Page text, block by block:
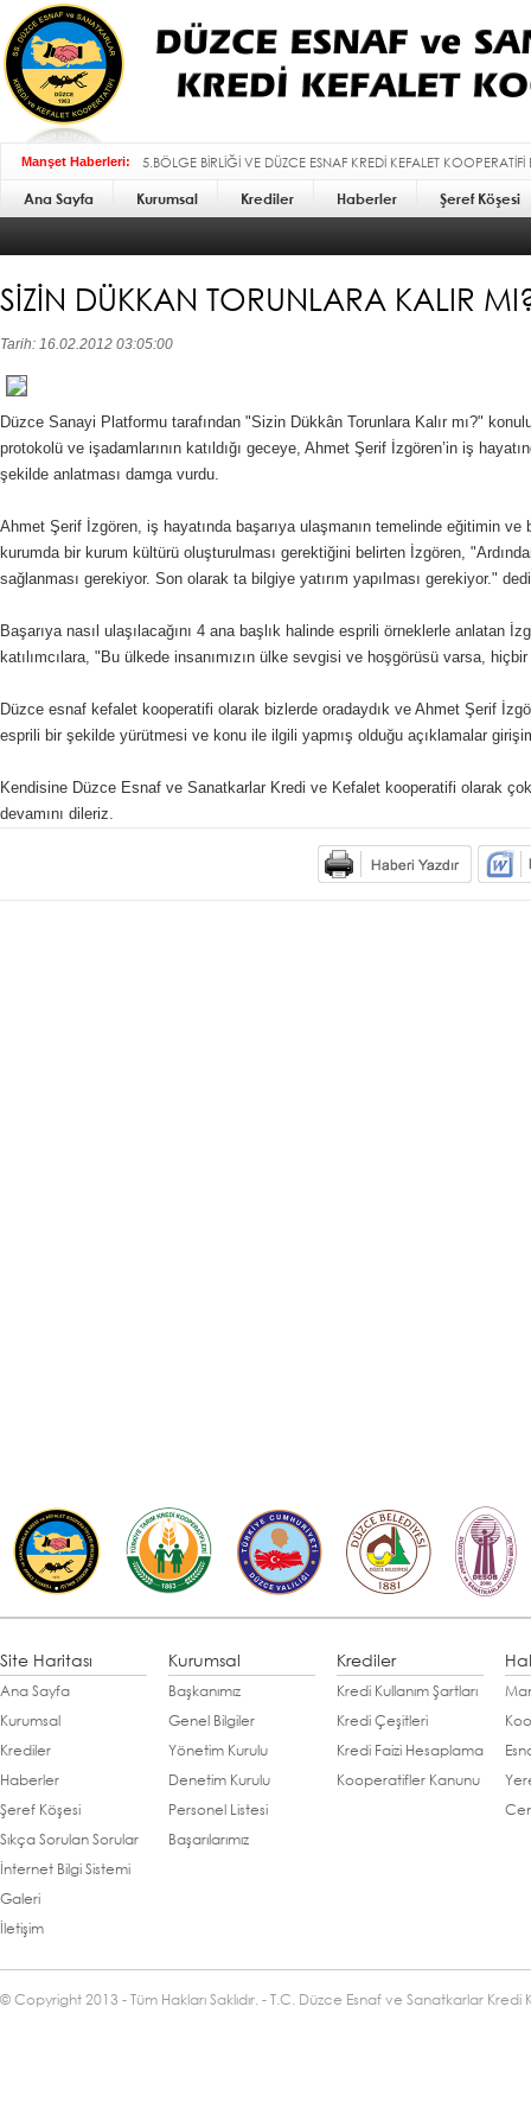
Manşet Haberleri:
5.BÖLGE BİRLİĞİ VE DÜZCE ESNAF KREDİ KEFALET
BAYRAMI MESAJI :
Ana Sayfa Kurumsal Krediler Haberler Şeref Köşesi
SİZİN DÜKKAN TORUNLARA KALIR
Tarih: 16.02.2012 03:05:00
Düzce Sanayi Platformu tarafından "Sizin Dükkân Torunlara Kalır mı?"
protokolü ve işadamlarının katıldığı geceye, Ahmet Şerif İzgören’in iş
şekilde anlatması damga vurdu.
Ahmet Şerif İzgören, iş hayatında başarıya ulaşmanın temelinde eğitimin ve
kurumda bir kurum kültürü oluşturulması gerektiğini belirten İzgören,
sağlanması gerekiyor. Son olarak ta bilgiye yatırım yapılması gerekiyor."
Başarıya nasıl ulaşılacağını 4 ana başlık halinde esprili örneklerle anlatan
katılımcılara, "Bu ülkede insanımızın ülke sevgisi ve hoşgörüsü varsa,
Düzce esnaf kefalet kooperatifi olarak bizlerde oradaydık ve Ahmet Şerif
esprili bir şekilde yürütmesi ve konu ile ilgili yapmış olduğu açıklamalar
Kendisine Düzce Esnaf ve Sanatkarlar Kredi ve Kefalet kooperatifi olarak çok
devamını dileriz.
Site Haritası
Ana Sayfa
Kurumsal
Krediler
Haberler
Şeref Köşesi
Sıkça Sorulan Sorular
İnternet Bilgi Sistemi
Galeri
İletişim
Kurumsal
Başkanımız
Genel Bilgiler
Yönetim Kurulu
Denetim Kurulu
Personel Listesi
Başarılarımız
Krediler
Kredi Kullanım Şartları
Kredi Çeşitleri
Kredi Faizi Hesaplama
Kooperatifler Kanunu
© Copyright 2013 - Tüm Hakları Saklıdır. - T.C. Düzce Esnaf ve Sanatkarlar